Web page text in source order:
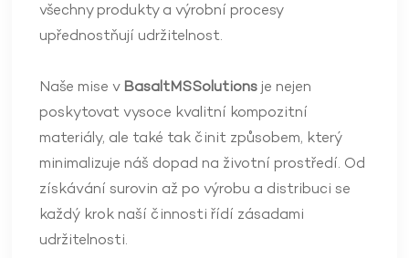
všechny produkty a výrobní procesy
upřednostňují udržitelnost.
Naše mise v BasaltMSSolutionsje nejen
poskytovat vysoce kvalitní kompozitní
materiály, ale také tak činit způsobem, který
minimalizuje náš dopad na životní prostředí. Od
získávání surovin až po výrobu a distribuci se
každý krok naší činnosti řídí zásadami
udržitelnosti.